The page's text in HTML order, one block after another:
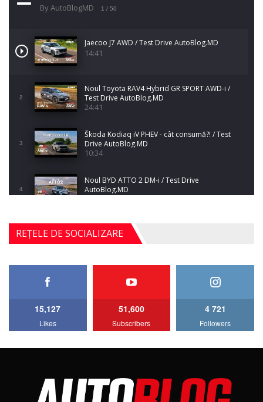
By AutoBlogMD 1 / 50
Jaecoo J7 AWD / Test Drive AutoBlog.MD
14:41
2
Noul Toyota RAV4 Hybrid GR SPORT AWD-i /
Test Drive AutoBlog.MD
24:41
3
Škoda Kodiaq iV PHEV - cât consumă?! / Test
Drive AutoBlog.MD
10:34
4
Noul BYD ATTO 2 DM-i / Test Drive
AutoBlog.MD
17:35
5
Noul Mercedes-Benz S-Class facelift (S 580
4MATIC V223) / Test Drive AutoBlog.MD
27:33
AutoBlog.MD
15:08
REȚELE DE SOCIALIZARE
15,127
Likes
51,600
Subscribers
4 721
Followers